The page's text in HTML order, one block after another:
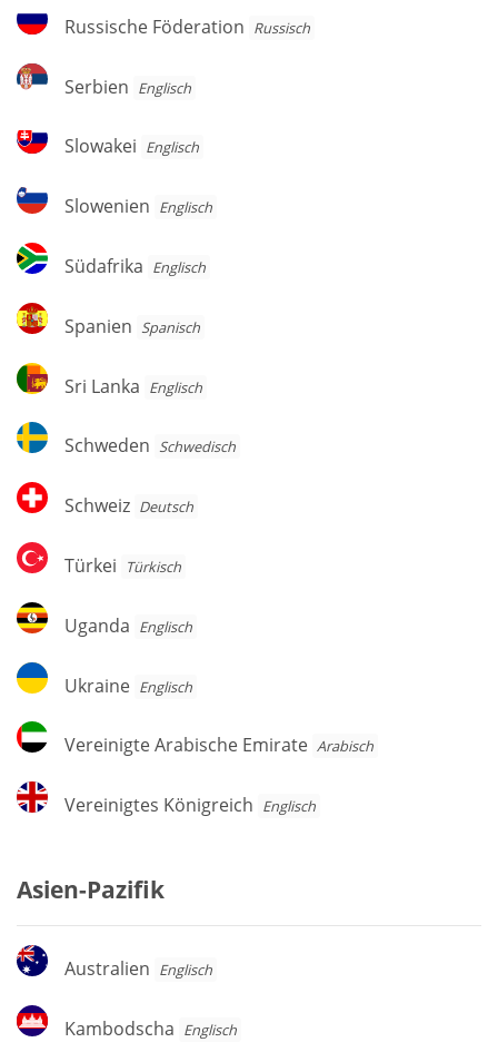
Russische
Föderation
Russische Föderation Russisch
Serbien
Serbien Englisch
Slowakei
Slowakei Englisch
Slowenien
Slowenien Englisch
Südafrika
Südafrika Englisch
Spanien
Spanien Spanisch
Sri
Lanka
Sri Lanka Englisch
Schweden
Schweden Schwedisch
Schweiz
Schweiz Deutsch
Türkei
Türkei Türkisch
Uganda
Uganda Englisch
Ukraine
Ukraine Englisch
Vereinigte
Arabische
Vereinigte Arabische Emirate Arabisch
Vereinigtes
Königreich
Vereinigtes Königreich Englisch
Asien-Pazifik
Australien
Australien Englisch
Kambodscha
Kambodscha Englisch